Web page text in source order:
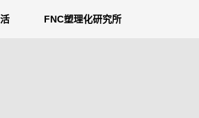
FNC塑理化研究所